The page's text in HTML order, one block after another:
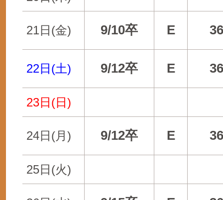
21日(金) 9/10卒 E
22日(土) 9/12卒 E
23日(日)
24日(月) 9/12卒 E
25日(火)